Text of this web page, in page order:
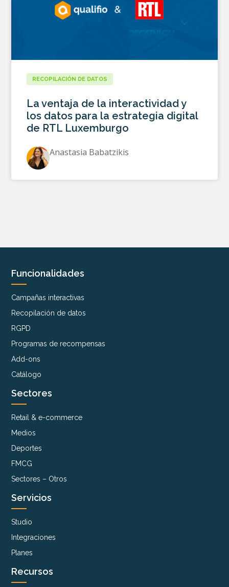
RECOPILACIÓN DE DATOS
La ventaja de la interactividad y
los datos para la estrategia digital
de RTL Luxemburgo
Anastasia Babatzikis
Funcionalidades
Campañas interactivas
Recopilación de datos
RGPD
Programas de recompensas
Add-ons
Catálogo
Sectores
Retail & e-commerce
Medios
Deportes
FMCG
Sectores – Otros
Servicios
Studio
Integraciones
Planes
Recursos